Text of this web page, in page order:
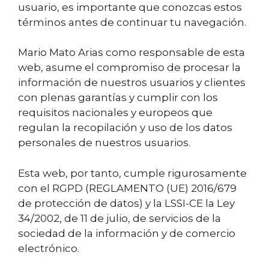
usuario, es importante que conozcas estos
términos antes de continuar tu navegación.
Mario Mato Arias como responsable de esta
web, asume el compromiso de procesar la
información de nuestros usuarios y clientes
con plenas garantías y cumplir con los
requisitos nacionales y europeos que
regulan la recopilación y uso de los datos
personales de nuestros usuarios.
Esta web, por tanto, cumple rigurosamente
con el RGPD (REGLAMENTO (UE) 2016/679
de protección de datos) y la LSSI-CE la Ley
34/2002, de 11 de julio, de servicios de la
sociedad de la información y de comercio
electrónico.